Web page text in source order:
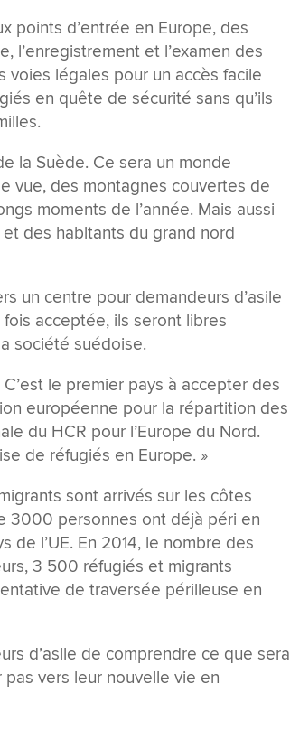
points d’entrée en Europe, des
l’enregistrement et l’examen des
voies légales pour un accès facile
en quête de sécurité sans qu’ils
la Suède. Ce sera un monde
vue, des montagnes couvertes de
moments de l’année. Mais aussi
des habitants du grand nord
un centre pour demandeurs d’asile
acceptée, ils seront libres
société suédoise.
le premier pays à accepter des
européenne pour la répartition des
du HCR pour l’Europe du Nord.
de réfugiés en Europe. »
sont arrivés sur les côtes
3000 personnes ont déjà péri en
l’UE. En 2014, le nombre des
3 500 réfugiés et migrants
de traversée périlleuse en
d’asile de comprendre ce que sera
vers leur nouvelle vie en